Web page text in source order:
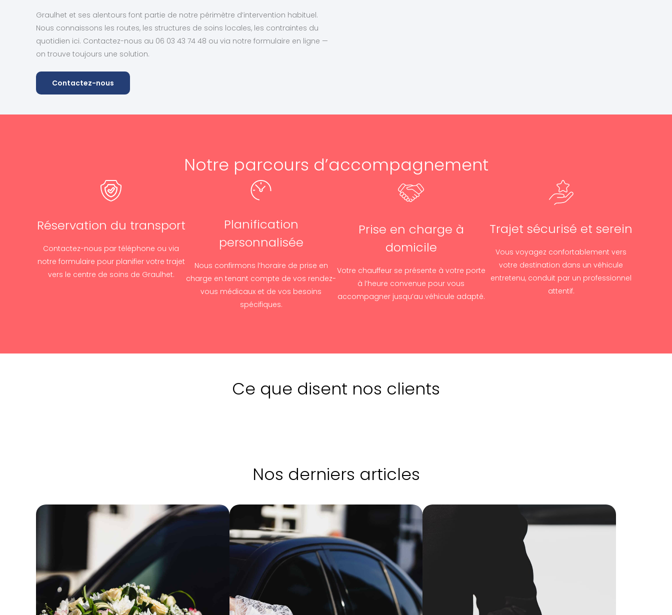
Graulhet et ses alentours font partie de notre périmètre d’intervention habituel.
Nous connaissons les routes, les structures de soins locales, les contraintes du
quotidien ici. Contactez-nous au 06 03 43 74 48 ou via notre formulaire en ligne —
on trouve toujours une solution.
Contactez-nous
Notre parcours d’accompagnement
Réservation du transport
Contactez-nous par téléphone ou via
notre formulaire pour planifier votre trajet
vers le centre de soins de Graulhet.
Planification
personnalisée
Nous confirmons l’horaire de prise en
charge en tenant compte de vos rendez-
vous médicaux et de vos besoins
spécifiques.
Prise en charge à
domicile
Votre chauffeur se présente à votre porte
à l’heure convenue pour vous
accompagner jusqu’au véhicule adapté.
Trajet sécurisé et serein
Vous voyagez confortablement vers
votre destination dans un véhicule
entretenu, conduit par un professionnel
attentif.
Ce que disent nos clients
Nos derniers articles